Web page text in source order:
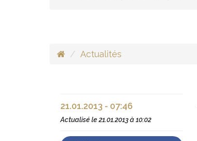
Actualités
21.01.2013 - 07:46
Actualisé le21.01.2013 à 10:02